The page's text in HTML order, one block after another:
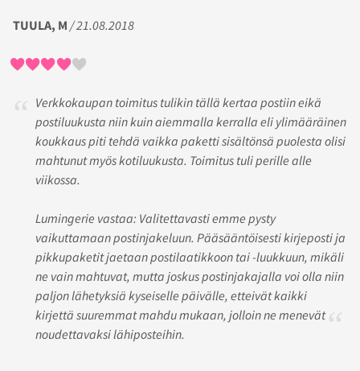
TUULA, M / 21.08.2018
Verkkokaupan toimitus tulikin tällä kertaa postiin eikä
postiluukusta niin kuin aiemmalla kerralla eli ylimääräinen
koukkaus piti tehdä vaikka paketti sisältönsä puolesta olisi
mahtunut myös kotiluukusta. Toimitus tuli perille alle
viikossa.
Lumingerie vastaa: Valitettavasti emme pysty
vaikuttamaan postinjakeluun. Pääsääntöisesti kirjeposti ja
pikkupaketit jaetaan postilaatikkoon tai -luukkuun, mikäli
ne vain mahtuvat, mutta joskus postinjakajalla voi olla niin
paljon lähetyksiä kyseiselle päivälle, etteivät kaikki
kirjettä suuremmat mahdu mukaan, jolloin ne menevät
noudettavaksi lähiposteihin.